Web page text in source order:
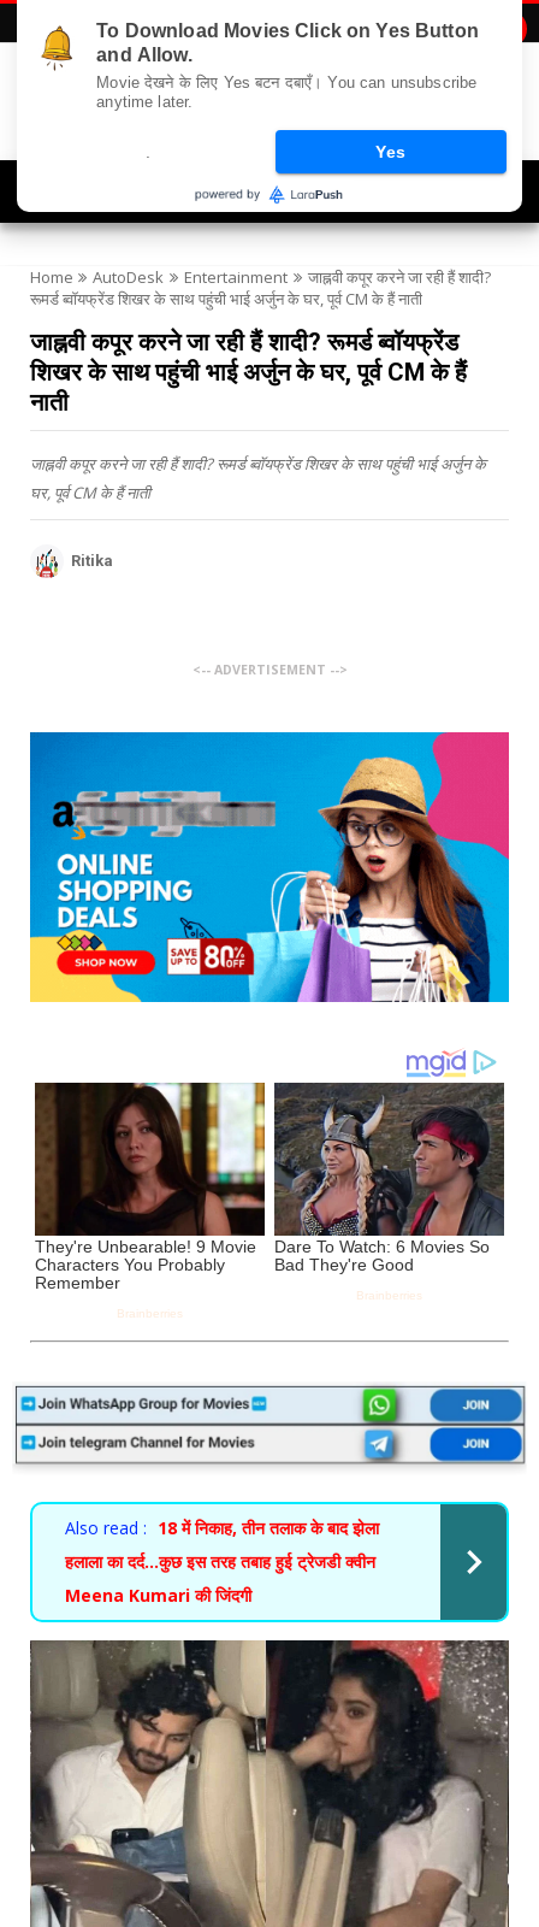
Home AutoDesk Entertainment
जाह्नवी कपूर करने जा रही हैं शादी?
रूमर्ड ब्वॉयफ्रेंड शिखर के साथ पहुंची भाई अर्जुन के घर, पूर्व CM के हैं नाती
जाह्नवी कपूर करने जा रही हैं शादी? रूमर्ड ब्वॉयफ्रेंड
शिखर के साथ पहुंची भाई अर्जुन के घर, पूर्व CM के हैं
नाती
जाह्नवी कपूर करने जा रही हैं शादी? रूमर्ड ब्वॉयफ्रेंड शिखर के साथ पहुंची भाई अर्जुन के
घर, पूर्व CM के हैं नाती
Ritika
<-- ADVERTISEMENT -->
Also read : 18 में निकाह, तीन तलाक के बाद झेला
हलाला का दर्द…कुछ इस तरह तबाह हुई ट्रेजडी क्वीन
Meena Kumari की जिंदगी
To Download Movies Click on Yes Button
and Allow.
Movie देखने के लिए Yes बटन दबाएँ। You can unsubscribe
anytime later.
Yes